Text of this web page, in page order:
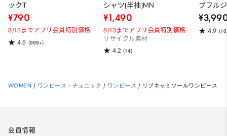
ックT
¥790
8/13までアプリ会員特別価格
4.5 (999+)
シャツ(半袖)MN
¥1,490
8/13までアプリ会員特別価格
リサイクル素材
4.2 (14)
ブフル
ーパー
ット）
4.9
WOMEN / ワンピース・チュニック / ワンピース / リブキャミソールワンピース
会員情報